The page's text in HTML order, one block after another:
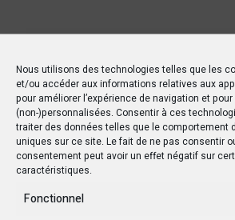
Nous utilisons des technologies telles que les
et/ou accéder aux informations relatives aux
pour améliorer l’expérience de navigation et
(non-)personnalisées. Consentir à ces
traiter des données telles que le comportement
uniques sur ce site. Le fait de ne pas consentir
consentement peut avoir un effet négatif sur
caractéristiques.
Fonctionnel